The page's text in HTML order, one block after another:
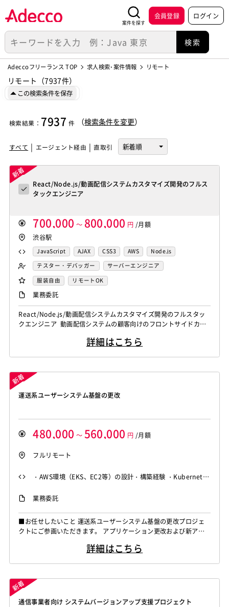
案件を探す
会員登録 ログイン
Adeccoフリーランス TOP 求人検索･案件情報 リモート
リモート（7937件）
この検索条件を保存
検索結果 ： 7937 件 （検索条件を変更）
すべて エージェント経由 直取引
React/Node.js/動画配信システムカスタマイズ開発のフルス
タックエンジニア
700,000 ～ 800,000 円 /月額
渋谷駅
JavaScript AJAX CSS3 AWS
Node.js
TypeScript
テスター・デバッガー
サーバーエンジニア
バックエンドエンジニア（サーバーサイド）
フロントエンドエンジニア
服装自由 リモートOK
業務委託
React/Node.js/動画配信システムカスタマイズ開発のフルスタッ
クエンジニア 動画配信システムの顧客向けのフロントサイドカス
製造、テスト、運用保守まで携わっていただきます。 【仕事内
詳細はこちら
運送系ユーザーシステム基盤の更改
480,000 ～ 560,000 円 /月額
フルリモート
・AWS環境（EKS、EC2等）の設計・構築経験 ・Kubernetes
構築必須） ・Kubernetes Manifest（Deployment／Service
／Ingress等）の作成経験 ・基本設計〜詳細設計まで一人称で
対応可能なスキル ・Dockerコンテナ環境の設計・構築経験
業務委託
■お任せしたいこと 運送系ユーザーシステム基盤の更改プロジェ
クトにご参画いただきます。 アプリケーション更改および新アプ
計から構築、テストまでを一人称で主導していただきます。 ■具
詳細はこちら
通信事業者向け システムバージョンアップ支援プロジェクト